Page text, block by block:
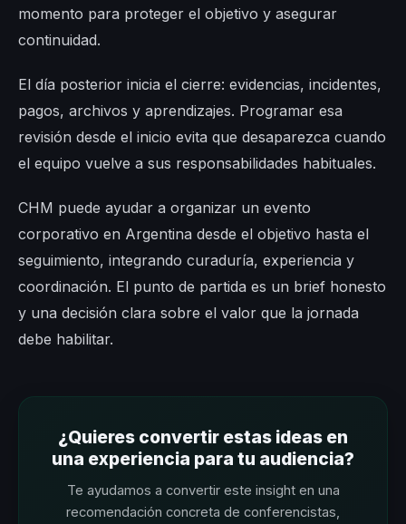
momento para proteger el objetivo y asegurar
continuidad.
El día posterior inicia el cierre: evidencias, incidentes,
pagos, archivos y aprendizajes. Programar esa
revisión desde el inicio evita que desaparezca cuando
el equipo vuelve a sus responsabilidades habituales.
CHM puede ayudar a organizar un evento
corporativo en Argentina desde el objetivo hasta el
seguimiento, integrando curaduría, experiencia y
coordinación. El punto de partida es un brief honesto
y una decisión clara sobre el valor que la jornada
debe habilitar.
¿Quieres convertir estas ideas en
una experiencia para tu audiencia?
Te ayudamos a convertir este insight en una
recomendación concreta de conferencistas,